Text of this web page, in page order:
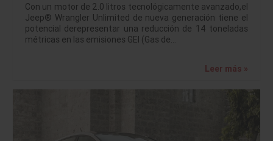
Con un motor de 2.0 litros tecnológicamente avanzado,el
Jeep® Wrangler Unlimited de nueva generación tiene el
potencial derepresentar una reducción de 14 toneladas
métricas en las emisiones GEI (Gas de…
Leer más »